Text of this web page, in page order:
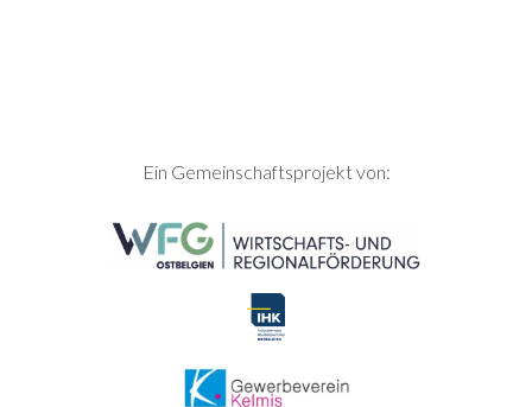
SEITENFUSSEin Gemeinschaftsprojekt von: